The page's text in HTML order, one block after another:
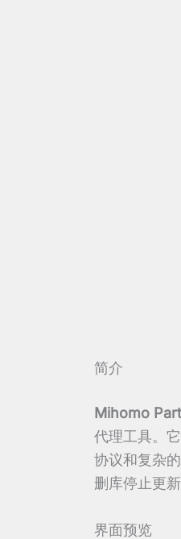
简介
Mihomo
代理工具。
协议和复杂
删库停止更
界面预览